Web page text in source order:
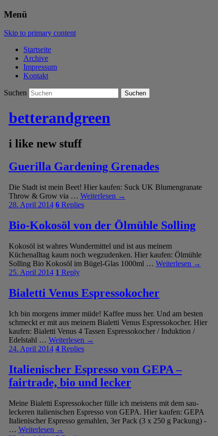
Menü
Skip to primary content
Startseite
Archive
Impressum
Kontakt
Suchen
betterandgreen
i like new stuff
Guerilla Gardening Grenades
Die Stadt ist mein Beet! Hier kaufen: Suck UK Blumengranate
Throw & Grow via … Weiterlesen →
28. April 2014 6Replies
Bio-Kokosöl von der Ölmühle Solling
Kokosöl ist wahres Wundermittel und ist aus meinem
Küchenalltag kaum noch wegzudenken. Hier kaufen: Ölmühle
Solling Bio Kokosöl im Bügel-Glas 1000ml … Weiterlesen →
25. April 2014 1 Reply
Bialetti Venus Espressokocher
Ich bin morgens immer müde! Kaffee muss her. Und am besten
schmeckt er mit aus meinem Bialetti Venus Espressokocher. Hier
kaufen: Bialetti Venus 4 Tassen Espressokocher / Induktion /
Edelstahl … Weiterlesen →
24. April 2014 4Replies
Italienischer Espresso von GEPA –
fairtrade, bio und lecker
Meine Bialetti Espressokocher fülle ich meistens mit dem sau-
leckeren italienischen Espresso von GEPA. Hier kaufen: GEPA
Italienischer Espresso gemahlen, 3er Pack (3 x 250 g Packung) -
… Weiterlesen →